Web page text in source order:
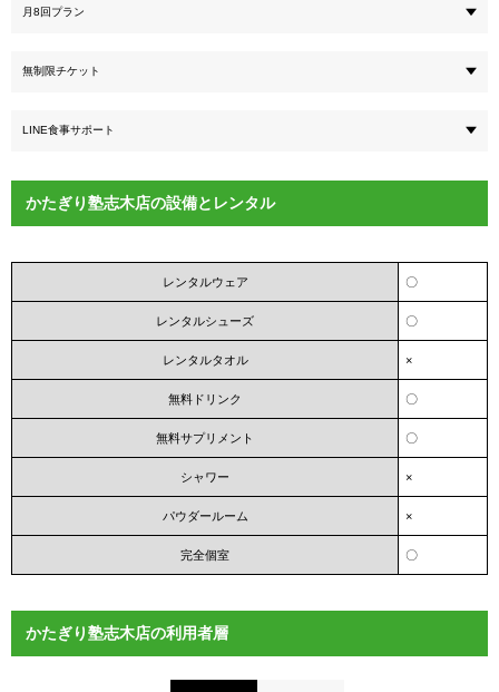
月8回プラン
無制限チケット
LINE食事サポート
かたぎり塾志木店の設備とレンタル
レンタルウェア 〇
レンタルシューズ 〇
レンタルタオル ×
無料ドリンク 〇
無料サプリメント 〇
シャワー ×
パウダールーム ×
完全個室 〇
かたぎり塾志木店の利用者層